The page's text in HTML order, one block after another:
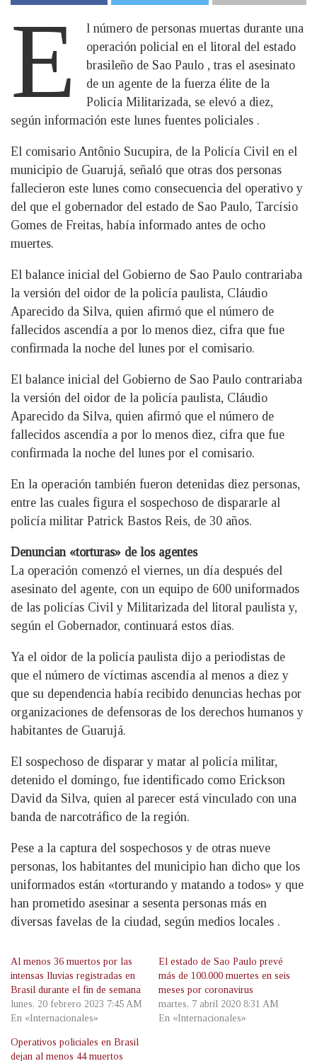
E
l número de personas muertas durante una
operación policial en el litoral del estado
brasileño de Sao Paulo , tras el asesinato
de un agente de la fuerza élite de la
Policía Militarizada, se elevó a diez,
según información este lunes fuentes policiales .
El comisario Antônio Sucupira, de la Policía Civil en el
municipio de Guarujá, señaló que otras dos personas
fallecieron este lunes como consecuencia del operativo y
del que el gobernador del estado de Sao Paulo, Tarcísio
Gomes de Freitas, había informado antes de ocho
muertes.
El balance inicial del Gobierno de Sao Paulo contrariaba
la versión del oidor de la policía paulista, Cláudio
Aparecido da Silva, quien afirmó que el número de
fallecidos ascendía a por lo menos diez, cifra que fue
confirmada la noche del lunes por el comisario.
El balance inicial del Gobierno de Sao Paulo contrariaba
la versión del oidor de la policía paulista, Cláudio
Aparecido da Silva, quien afirmó que el número de
fallecidos ascendía a por lo menos diez, cifra que fue
confirmada la noche del lunes por el comisario.
En la operación también fueron detenidas diez personas,
entre las cuales figura el sospechoso de dispararle al
policía militar Patrick Bastos Reis, de 30 años.
Denuncian «torturas» de los agentes
La operación comenzó el viernes, un día después del
asesinato del agente, con un equipo de 600 uniformados
de las policías Civil y Militarizada del litoral paulista y,
según el Gobernador, continuará estos días.
Ya el oidor de la policía paulista dijo a periodistas de
que el número de víctimas ascendía al menos a diez y
que su dependencia había recibido denuncias hechas por
organizaciones de defensoras de los derechos humanos y
habitantes de Guarujá.
El sospechoso de disparar y matar al policía militar,
detenido el domingo, fue identificado como Erickson
David da Silva, quien al parecer está vinculado con una
banda de narcotráfico de la región.
Pese a la captura del sospechosos y de otras nueve
personas, los habitantes del municipio han dicho que los
uniformados están «torturando y matando a todos» y que
han prometido asesinar a sesenta personas más en
diversas favelas de la ciudad, según medios locales .
Al menos 36 muertos por las
intensas lluvias registradas en
Brasil durante el fin de semana
lunes, 20 febrero 2023 7:45 AM
En «Internacionales»
El estado de Sao Paulo prevé
más de 100.000 muertes en seis
meses por coronavirus
martes, 7 abril 2020 8:31 AM
En «Internacionales»
Operativos policiales en Brasil
dejan al menos 44 muertos